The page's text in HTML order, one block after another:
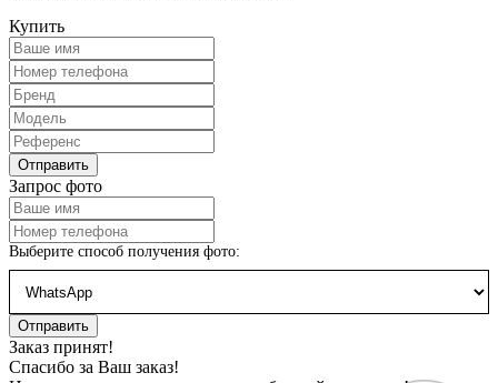
Купить
Запрос фото
Выберите способ получения фото:
Заказ принят!
Спасибо за Ваш заказ!